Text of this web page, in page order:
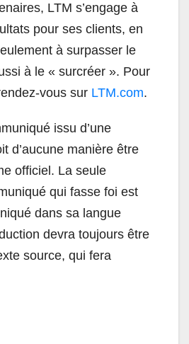
LTM s’engage à
pour ses clients, en
à surpasser le
à le « surcréer ». Pour
vous sur LTM.com.
issu d’une
d’aucune manière être
officiel. La seule
qui fasse foi est
dans sa langue
devra toujours être
source, qui fera